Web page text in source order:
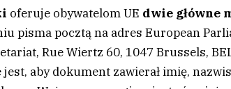
oferuje obywatelom UE dwie główne
pisma pocztą na adres European
Rue Wiertz 60, 1047 Brussels,
aby dokument zawierał imię,